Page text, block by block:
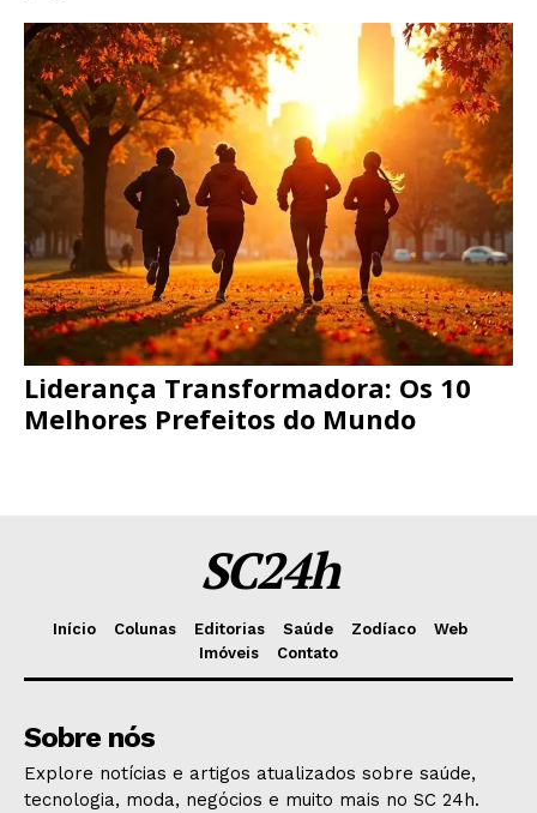
Liderança Transformadora: Os 10
Melhores Prefeitos do Mundo
SC24h
Início Colunas Editorias Saúde Zodíaco
Web
Imóveis
Contato
Sobre nós
Explore notícias e artigos atualizados sobre saúde,
tecnologia, moda, negócios e muito mais no SC 24h.